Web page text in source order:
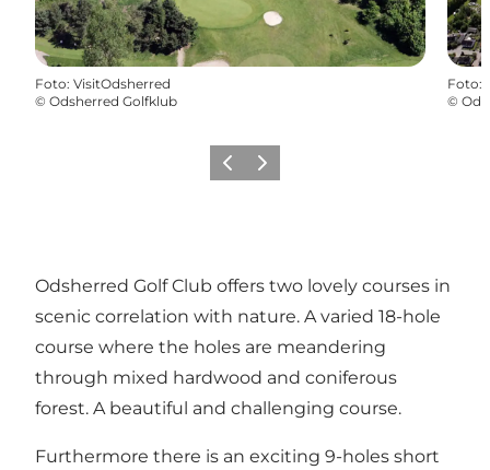
Foto: VisitOdsherred
© Odsherred Golfklub
Foto:
©
Föregående
Nästa
Odsherred Golf Club offers two lovely courses in
scenic correlation with nature. A varied 18-hole
course where the holes are meandering
through mixed hardwood and coniferous
forest. A beautiful and challenging course.
Furthermore there is an exciting 9-holes short